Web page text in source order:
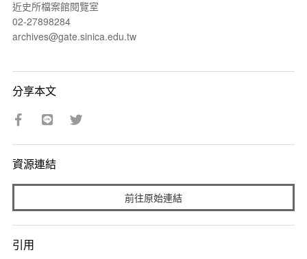
近史所檔案館閱覽室
02-27898284
archives@gate.sinica.edu.tw
分享本文
資源連結
前往原始連結
引用